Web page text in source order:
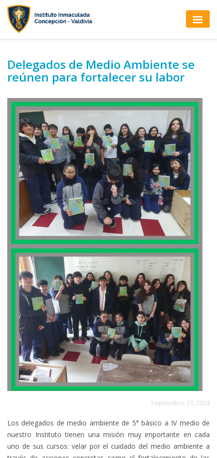
Delegados de Medio Ambiente se
reúnen para fortalecer su labor
Septiembre 23, 2024
Los delegados de medio ambiente de 5° básico a IV medio de
nuestro Instituto tienen una misión muy importante en cada
uno de sus cursos: velar por el cuidado del medio ambiente a